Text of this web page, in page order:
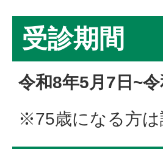
受診期間
令和8年5月7日~
※75歳になる方